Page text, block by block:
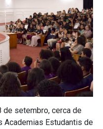
de setembro, cerca de
Academias Estudantis de